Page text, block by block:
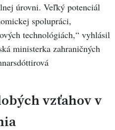
úrovni. Veľký potenciál
spolupráci,
technológiách,“ vyhlásil
ministerka zahraničných
vzťahov v